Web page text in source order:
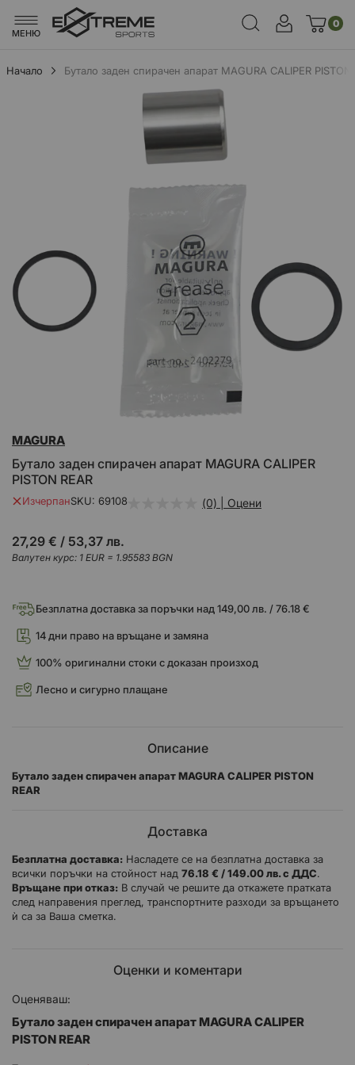
МЕНЮ
0
Начало
Бутало заден спирачен апарат MAGURA CALIPER PISTON
към
на
галерия
със
снимки
Бутало заден спирачен апарат MAGURA CALIPER
PISTON REAR
MAGURA
ИзчерпанSKU 69108 (0) | Оцени
27,29 € / 53,37 лв.
Валутен курс: 1 EUR = 1.95583 BGN
Безплатна доставка за поръчки над 149,00 лв. / 76.18 €
14 дни право на връщане и замяна
100% оригинални стоки с доказан произход
Лесно и сигурно плащане
Описание
Бутало заден спирачен апарат MAGURA CALIPER PISTON
REAR
Доставка
Безплатна доставка: Насладете се на безплатна доставка за
всички поръчки на стойност над 76.18 € / 149.00 лв. с ДДС.
Връщане при отказ: В случай че решите да откажете пратката
след направения преглед, транспортните разходи за връщането
ѝ са за Ваша сметка.
Оценки и коментари
Оценяваш:
Бутало заден спирачен апарат MAGURA CALIPER
PISTON REAR